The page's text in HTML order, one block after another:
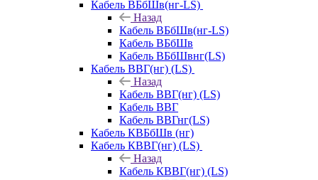
Кабель ВБбШв(нг-LS)
Назад
Кабель ВБбШв(нг-LS)
Кабель ВБбШв
Кабель ВБбШвнг(LS)
Кабель ВВГ(нг) (LS)
Назад
Кабель ВВГ(нг) (LS)
Кабель ВВГ
Кабель ВВГнг(LS)
Кабель КВБбШв (нг)
Кабель КВВГ(нг) (LS)
Назад
Кабель КВВГ(нг) (LS)